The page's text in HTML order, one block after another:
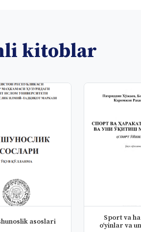
kitoblar
asoslari
Sport va
o‘yinlar va